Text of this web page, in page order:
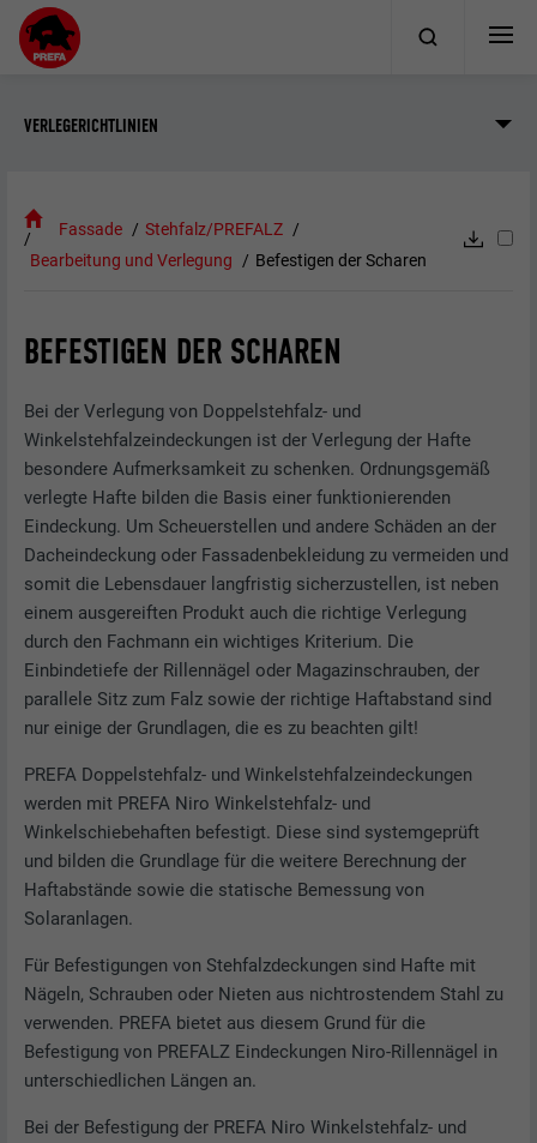
VERLEGERICHTLINIEN
Fassade
Stehfalz/PREFALZ
Bearbeitung und Verlegung
Befestigen der Scharen
BEFESTIGEN DER SCHAREN
Bei der Verlegung von Doppelstehfalz- und
Winkelstehfalzeindeckungen ist der Verlegung der Hafte
besondere Aufmerksamkeit zu schenken. Ordnungsgemäß
verlegte Hafte bilden die Basis einer funktionierenden
Eindeckung. Um Scheuerstellen und andere Schäden an der
Dacheindeckung oder Fassadenbekleidung zu vermeiden und
somit die Lebensdauer langfristig sicherzustellen, ist neben
einem ausgereiften Produkt auch die richtige Verlegung
durch den Fachmann ein wichtiges Kriterium. Die
Einbindetiefe der Rillennägel oder Magazinschrauben, der
parallele Sitz zum Falz sowie der richtige Haftabstand sind
nur einige der Grundlagen, die es zu beachten gilt!
PREFA Doppelstehfalz- und Winkelstehfalzeindeckungen
werden mit PREFA Niro Winkelstehfalz- und
Winkelschiebehaften befestigt. Diese sind systemgeprüft
und bilden die Grundlage für die weitere Berechnung der
Haftabstände sowie die statische Bemessung von
Solaranlagen.
Für Befestigungen von Stehfalzdeckungen sind Hafte mit
Nägeln, Schrauben oder Nieten aus nichtrostendem Stahl zu
verwenden. PREFA bietet aus diesem Grund für die
Befestigung von PREFALZ Eindeckungen Niro-Rillennägel in
unterschiedlichen Längen an.
Bei der Befestigung der PREFA Niro Winkelstehfalz- und